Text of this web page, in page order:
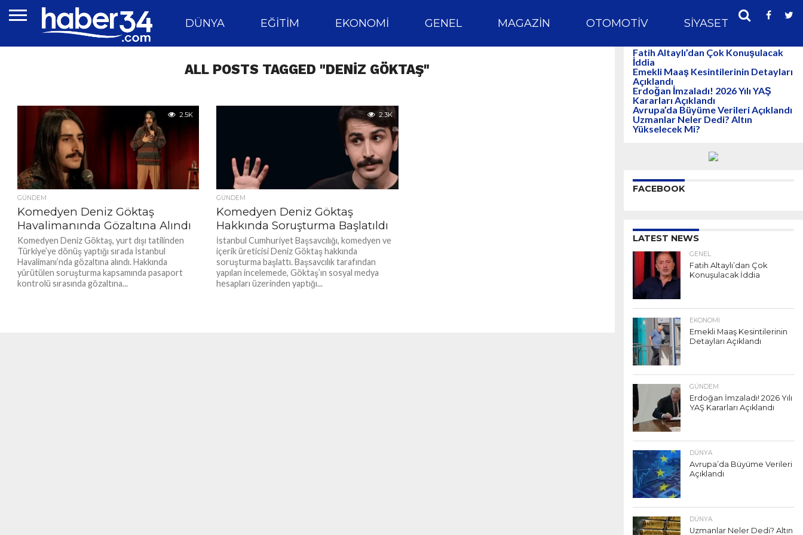
DÜNYA EĞITIM EKONOMI GENEL MAGAZIN OTOMOTIV SIYASET SPOR
ALL POSTS TAGGED "DENIZ GÖKTAŞ"
2.5K
GÜNDEM
Komedyen Deniz Göktaş
Havalimanında Gözaltına Alındı
Komedyen Deniz Göktaş, yurt dışı tatilinden
Türkiye’ye dönüş yaptığı sırada İstanbul
Havalimanı’nda gözaltına alındı. Hakkında
yürütülen soruşturma kapsamında pasaport
kontrolü sırasında gözaltına...
2.3K
GÜNDEM
Komedyen Deniz Göktaş
Hakkında Soruşturma Başlatıldı
İstanbul Cumhuriyet Başsavcılığı, komedyen ve
içerik üreticisi Deniz Göktaş hakkında
soruşturma başlattı. Başsavcılık tarafından
yapılan incelemede, Göktaş’ın sosyal medya
hesapları üzerinden yaptığı...
Fatih Altaylı’dan Çok Konuşulacak
İddia
Emekli Maaş Kesintilerinin Detayları
Açıklandı
Erdoğan İmzaladı! 2026 Yılı YAŞ
Kararları Açıklandı
Avrupa’da Büyüme Verileri Açıklandı
Uzmanlar Neler Dedi? Altın
Yükselecek Mi?
FACEBOOK
LATEST NEWS
GENEL
Fatih Altaylı’dan Çok
Konuşulacak İddia
EKONOMI
Emekli Maaş Kesintilerinin
Detayları Açıklandı
GÜNDEM
Erdoğan İmzaladı! 2026 Yılı
YAŞ Kararları Açıklandı
DÜNYA
Avrupa’da Büyüme Verileri
Açıklandı
DÜNYA
Uzmanlar Neler Dedi? Altın